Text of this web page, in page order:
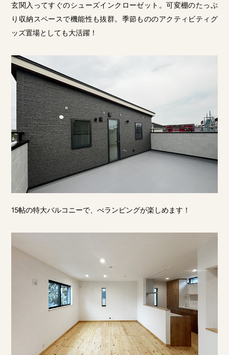
玄関入ってすぐのシューズインクローゼット。可変棚のたっぷ
り収納スペースで機能性も抜群。季節もののアクティビティグ
ッズ置場としても大活躍！
15帖の特大バルコニーで、べランピングが楽しめます！